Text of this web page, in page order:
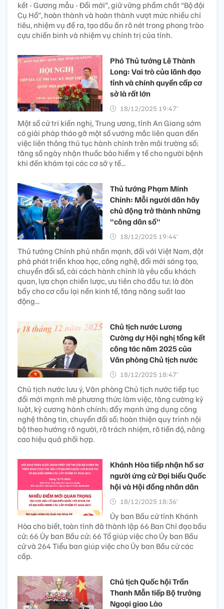
kết - Gương mẫu - Đổi mới”, giữ vững phẩm chất “Bộ đội
Cụ Hồ”, hoàn thành và hoàn thành vượt mức nhiều chỉ
tiêu, nhiệm vụ đề ra, tạo dấu ấn rõ nét trong phong trào
cựu chiến binh và nhiệm vụ chính trị của tỉnh.
Phó Thủ tướng Lê Thành
Long: Vai trò của lãnh đạo
tỉnh và chính quyền cấp cơ
sở là rất lớn
18/12/2025 19:47’
Một số cử tri kiến nghị, Trung ương, tỉnh An Giang sớm
có giải pháp tháo gỡ một số vướng mắc liên quan đến
việc liên thông thủ tục hành chính trên môi trường số;
tăng số ngày nhận thuốc bảo hiểm y tế cho người bệnh
khi đến khám tại các cơ sở y tế...
Thủ tướng Phạm Minh
Chính: Mỗi người dân hãy
chủ động trở thành những
"công dân số"
18/12/2025 19:44’
Thủ tướng Chính phủ nhấn mạnh, đối với Việt Nam, đột
phá phát triển khoa học, công nghệ, đổi mới sáng tạo,
chuyển đổi số, cải cách hành chính là yêu cầu khách
quan, lựa chọn chiến lược, ưu tiên cho đầu tư; là đòn
bẩy cho cơ cấu lại nền kinh tế, tăng năng suất lao
động...
Chủ tịch nước Lương
Cường dự Hội nghị tổng kết
công tác năm 2025 của
Văn phòng Chủ tịch nước
18/12/2025 18:47’
Chủ tịch nước lưu ý, Văn phòng Chủ tịch nước tiếp tục
đổi mới mạnh mẽ phương thức làm việc, tăng cường kỷ
luật, kỷ cương hành chính; đẩy mạnh ứng dụng công
nghệ thông tin, chuyển đổi số; hoàn thiện quy trình nội
bộ theo hướng rõ người, rõ trách nhiệm, rõ tiến độ, nâng
cao hiệu quả phối hợp.
Khánh Hòa tiếp nhận hồ sơ
người ứng cử Đại biểu Quốc
hội và Hội đồng nhân dân
18/12/2025 18:36’
Ủy ban Bầu cử tỉnh Khánh
Hòa cho biết, toàn tỉnh đã thành lập 66 Ban Chỉ đạo bầu
cử; 66 Ủy ban Bầu cử; 66 Tổ giúp việc cho Ủy ban Bầu
cử và 264 Tiểu ban giúp việc cho Ủy ban Bầu cử các
cấp.
Chủ tịch Quốc hội Trần
Thanh Mẫn tiếp Bộ trưởng
Ngoại giao Lào